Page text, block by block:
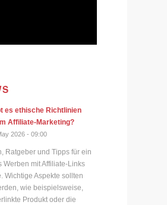
es ethische Richtlinien
Affiliate-Marketing?
2026 - 09:00
Ratgeber und Tipps für ein
Werben mit Affiliate-Links
Wichtige Aspekte sollten
wie beispielsweise,
Produkt oder die